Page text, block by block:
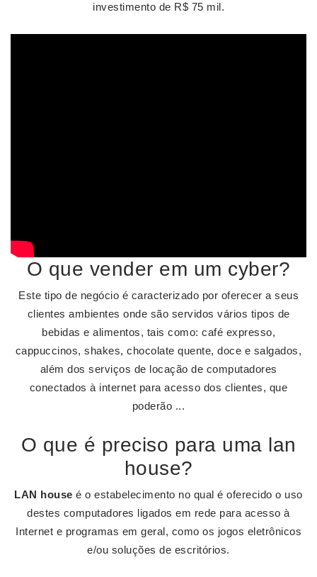
investimento de R$ 75 mil.
O que vender em um cyber?
Este tipo de negócio é caracterizado por oferecer a seus
clientes ambientes onde são servidos vários tipos de
bebidas e alimentos, tais como: café expresso,
cappuccinos, shakes, chocolate quente, doce e salgados,
além dos serviços de locação de computadores
conectados à internet para acesso dos clientes, que
poderão ...
O que é preciso para uma lan
house?
LAN house é o estabelecimento no qual é oferecido o uso
destes computadores ligados em rede para acesso à
Internet e programas em geral, como os jogos eletrônicos
e/ou soluções de escritórios.